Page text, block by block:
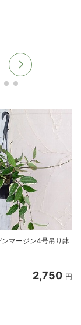
マージン4号吊り鉢
2,750 円